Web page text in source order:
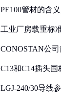
PE100管材的含
工业厂房载重标
CONOSTAN公司
C13和C14插头
LGJ-240/30导线